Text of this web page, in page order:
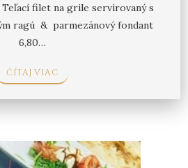
filet na grile servírovaný s
ragú & parmezánový fondant
6,80…
ČÍTAJ VIAC